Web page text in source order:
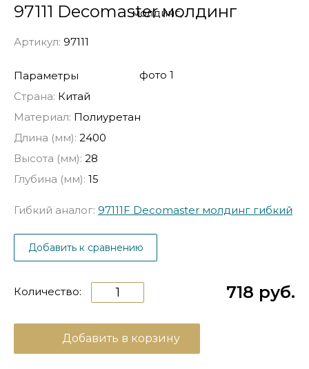
97111 Decomaster молдинг
Артикул: 97111
Параметры
Страна: Китай
Материал: Полиуретан
Длина (мм): 2400
Высота (мм): 28
Глубина (мм): 15
Гибкий аналог: 97111F Decomaster молдинг гибкий
Добавить к сравнению
718 руб.
Количество:
Добавить в корзину